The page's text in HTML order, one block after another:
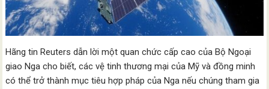
Hãng tin Reuters dẫn lời một quan chức cấp cao của Bộ Ngoại
giao Nga cho biết, các vệ tinh thương mại của Mỹ và đồng minh
có thể trở thành mục tiêu hợp pháp của Nga nếu chúng tham gia